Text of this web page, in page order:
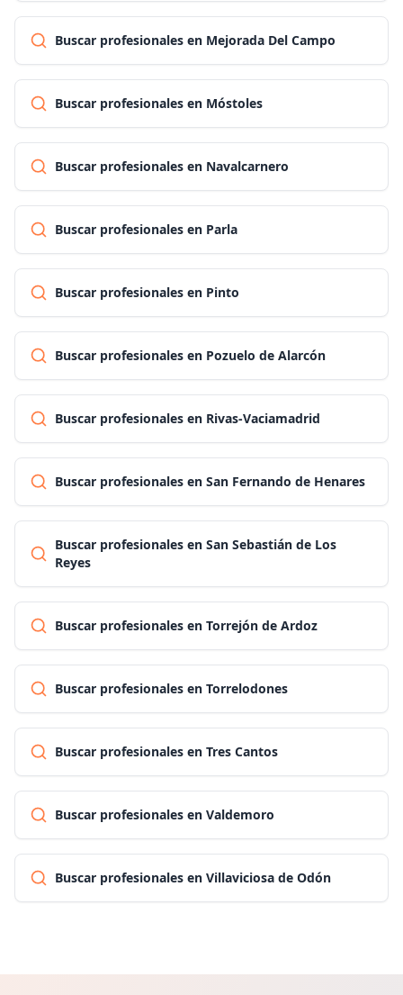
Buscar profesionales en Mejorada Del Campo
Buscar profesionales en Móstoles
Buscar profesionales en Navalcarnero
Buscar profesionales en Parla
Buscar profesionales en Pinto
Buscar profesionales en Pozuelo de Alarcón
Buscar profesionales en Rivas-Vaciamadrid
Buscar profesionales en San Fernando de Henares
Buscar profesionales en San Sebastián de Los
Reyes
Buscar profesionales en Torrejón de Ardoz
Buscar profesionales en Torrelodones
Buscar profesionales en Tres Cantos
Buscar profesionales en Valdemoro
Buscar profesionales en Villaviciosa de Odón